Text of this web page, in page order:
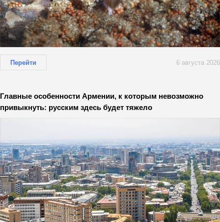
Перейти 6 августа 2026
Главные особенности Армении, к которым невозможно
привыкнуть: русским здесь будет тяжело